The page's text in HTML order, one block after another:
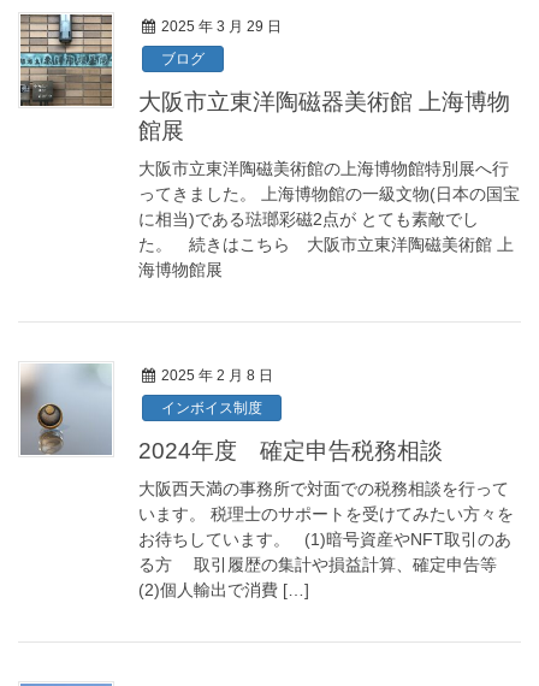
2025 年 3 月 29 日
ブログ
大阪市立東洋陶磁器美術館 上海博物
館展
大阪市立東洋陶磁美術館の上海博物館特別展へ行
ってきました。 上海博物館の一級文物(日本の国宝
に相当)である琺瑯彩磁2点が とても素敵でし
た。 続きはこちら 大阪市立東洋陶磁美術館 上
海博物館展
2025 年 2 月 8 日
インボイス制度
2024年度 確定申告税務相談
大阪西天満の事務所で対面での税務相談を行って
います。 税理士のサポートを受けてみたい方々を
お待ちしています。 (1)暗号資産やNFT取引のあ
る方 取引履歴の集計や損益計算、確定申告等
(2)個人輸出で消費 […]